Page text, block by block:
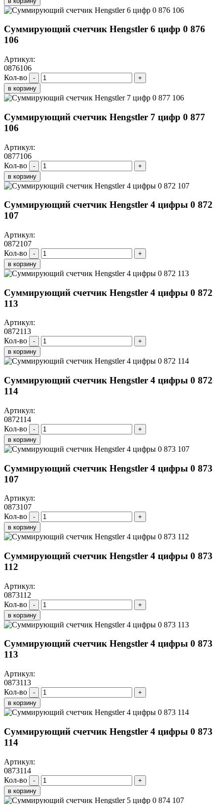
Суммирующий счетчик Hengstler 6 цифр 0 876
106
Артикул:
0876106
Кол-во
-
+
в корзину
Суммирующий счетчик Hengstler 7 цифр 0 877
106
Артикул:
0877106
Кол-во
-
+
в корзину
Суммирующий счетчик Hengstler 4 цифры 0 872
107
Артикул:
0872107
Кол-во
-
+
в корзину
Суммирующий счетчик Hengstler 4 цифры 0 872
113
Артикул:
0872113
Кол-во
-
+
в корзину
Суммирующий счетчик Hengstler 4 цифры 0 872
114
Артикул:
0872114
Кол-во
-
+
в корзину
Суммирующий счетчик Hengstler 4 цифры 0 873
107
Артикул:
0873107
Кол-во
-
+
в корзину
Суммирующий счетчик Hengstler 4 цифры 0 873
112
Артикул:
0873112
Кол-во
-
+
в корзину
Суммирующий счетчик Hengstler 4 цифры 0 873
113
Артикул:
0873113
Кол-во
-
+
в корзину
Суммирующий счетчик Hengstler 4 цифры 0 873
114
Артикул:
0873114
Кол-во
-
+
в корзину